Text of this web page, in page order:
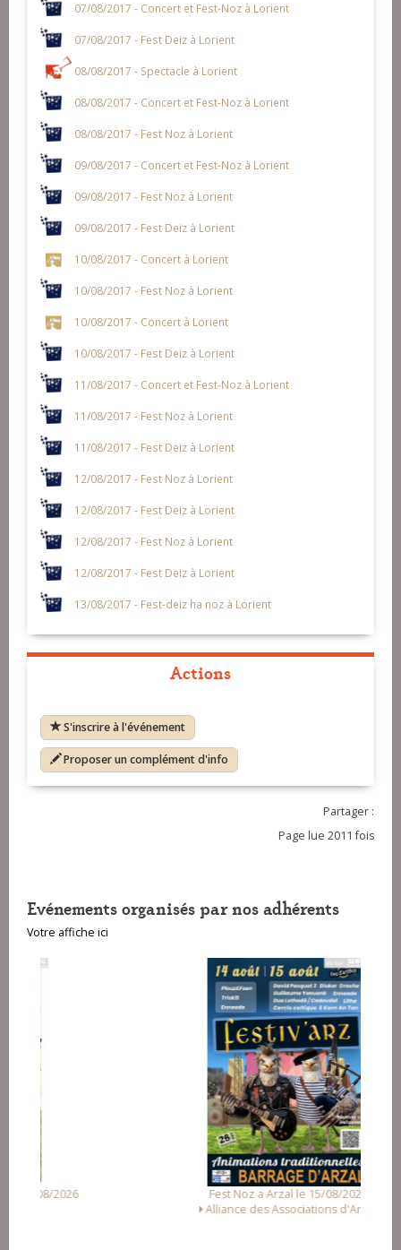
07/08/2017 - Concert et Fest-Noz à Lorient
07/08/2017 - Fest Deiz à Lorient
08/08/2017 - Spectacle à Lorient
08/08/2017 - Concert et Fest-Noz à Lorient
08/08/2017 - Fest Noz à Lorient
09/08/2017 - Concert et Fest-Noz à Lorient
09/08/2017 - Fest Noz à Lorient
09/08/2017 - Fest Deiz à Lorient
10/08/2017 - Concert à Lorient
10/08/2017 - Fest Noz à Lorient
10/08/2017 - Concert à Lorient
10/08/2017 - Fest Deiz à Lorient
11/08/2017 - Concert et Fest-Noz à Lorient
11/08/2017 - Fest Noz à Lorient
11/08/2017 - Fest Deiz à Lorient
12/08/2017 - Fest Noz à Lorient
12/08/2017 - Fest Deiz à Lorient
12/08/2017 - Fest Noz à Lorient
12/08/2017 - Fest Deiz à Lorient
13/08/2017 - Fest-deiz ha noz à Lorient
Actions
S'inscrire à l'événement
Proposer un complément d'info
Partager :
Page lue 2011 fois
Evénements organisés par nos adhérents
Votre affiche ici
Fest Noz a Arzal le 15/08/2026
Alliance des Associations d'Arzal